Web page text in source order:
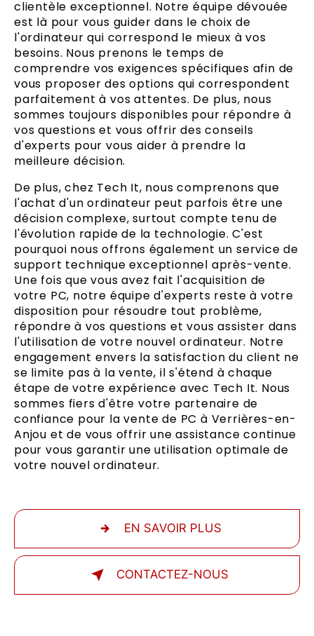
clientèle exceptionnel. Notre équipe dévouée
est là pour vous guider dans le choix de
l'ordinateur qui correspond le mieux à vos
besoins. Nous prenons le temps de
comprendre vos exigences spécifiques afin de
vous proposer des options qui correspondent
parfaitement à vos attentes. De plus, nous
sommes toujours disponibles pour répondre à
vos questions et vous offrir des conseils
d'experts pour vous aider à prendre la
meilleure décision.
De plus, chez Tech It, nous comprenons que
l'achat d'un ordinateur peut parfois être une
décision complexe, surtout compte tenu de
l'évolution rapide de la technologie. C'est
pourquoi nous offrons également un service de
support technique exceptionnel après-vente.
Une fois que vous avez fait l'acquisition de
votre PC, notre équipe d'experts reste à votre
disposition pour résoudre tout problème,
répondre à vos questions et vous assister dans
l'utilisation de votre nouvel ordinateur. Notre
engagement envers la satisfaction du client ne
se limite pas à la vente, il s'étend à chaque
étape de votre expérience avec Tech It. Nous
sommes fiers d'être votre partenaire de
confiance pour la vente de PC à Verrières-en-
Anjou et de vous offrir une assistance continue
pour vous garantir une utilisation optimale de
votre nouvel ordinateur.
EN SAVOIR PLUS
CONTACTEZ-NOUS